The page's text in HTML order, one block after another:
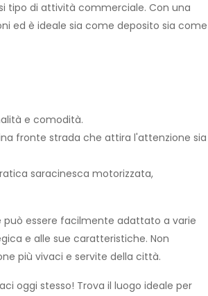
tipo di attività commerciale. Con una
ed è ideale sia come deposito sia come
e comodità.
fronte strada che attira l'attenzione sia
saracinesca motorizzata,
essere facilmente adattato a varie
e alle sue caratteristiche. Non
più vivaci e servite della città.
oggi stesso! Trova il luogo ideale per